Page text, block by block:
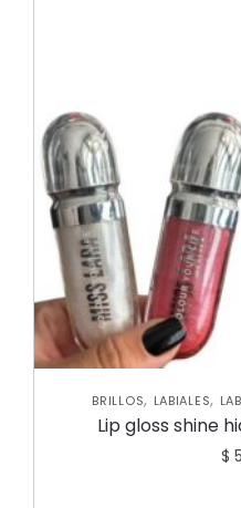
BRILLOS, LABIALES,
Lip gloss shine
$